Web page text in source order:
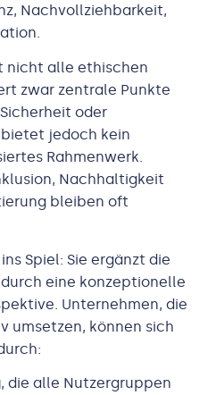
Nachvollziehbarkeit,
nicht alle ethischen
zwar zentrale Punkte
oder
jedoch kein
Rahmenwerk.
Nachhaltigkeit
bleiben oft
Spiel: Sie ergänzt die
eine konzeptionelle
Unternehmen, die
umsetzen, können sich
, die alle Nutzergruppen